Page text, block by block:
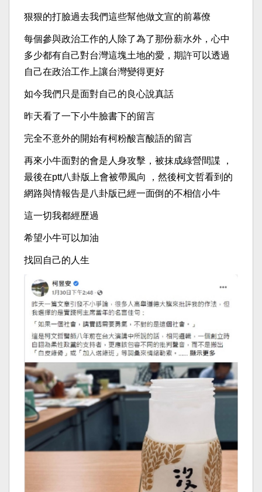
狠狠的打臉過去我們這些幫他做文宣的前幕僚
每個參與政治工作的人除了為了那份薪水外，心中
多少都有自己對台灣這塊土地的愛，期許可以透過
自己在政治工作上讓台灣變得更好
如今我們只是面對自己的良心說真話
昨天看了一下小牛臉書下的留言
完全不意外的開始有柯粉酸言酸語的留言
再來小牛面對的會是人身攻擊，被抹成綠營間諜 ，
最後在ptt八卦版上會被帶風向 ，然後柯文哲看到的
網路與情報告是八卦版已經一面倒的不相信小牛
這一切我都經歷過
希望小牛可以加油
找回自己的人生